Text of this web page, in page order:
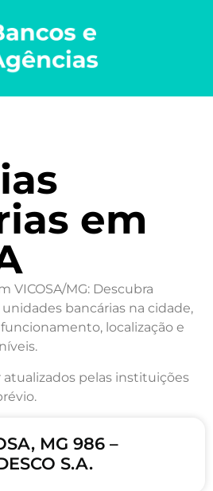
em
VICOSA/MG: Descubra
bancárias na cidade,
localização e
atualizados pelas instituições
MG 986 –
S.A.